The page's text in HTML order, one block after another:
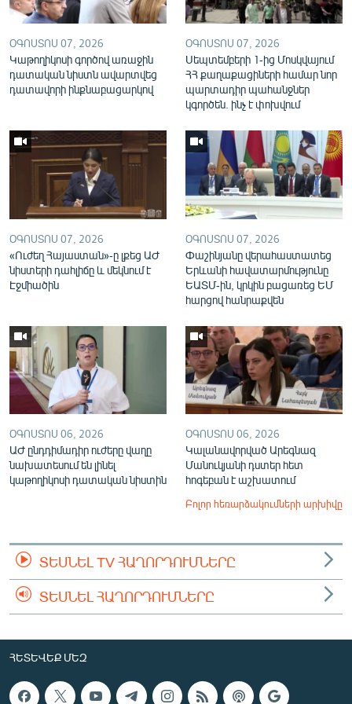
English
Русский
ՀԵՏԵՎԵՔ ՄԵԶ
«Ազատության» բոլոր կայքերը
ՕԳՈՍՏՈՍ 07, 2026
Կաթողիկոսի գործով առաջին
դատական նիստն ավարտվեց
դատավորի ինքնաբացարկով
ՕԳՈՍՏՈՍ 07, 2026
Սեպտեմբերի 1-ից Մոսկվայում
ՀՀ քաղաքացիների համար նոր
պարտադիր պահանջներ
կգործեն. ինչ է փոխվում
ՕԳՈՍՏՈՍ 07, 2026
«Ուժեղ Հայաստան»-ը լքեց ԱԺ
նիստերի դահլիճը և մեկնում է
Էջմիածին
ՕԳՈՍՏՈՍ 07, 2026
Փաշինյանը վերահաստատեց
Երևանի հավատարմությունը
ԵԱՏՄ-ին, կրկին բացառեց ԵՄ
հարցով հանրաքվեն
ՕԳՈՍՏՈՍ 06, 2026
ԱԺ ընդդիմադիր ուժերը վաղը
նախատեսում են լինել
կաթողիկոսի դատական նիստին
ՕԳՈՍՏՈՍ 06, 2026
Կալանավորված Արեգնազ
Մանուկյանի դստեր հետ
հոգեբան է աշխատում
Բոլոր հեռարձակումների արխիվը
ՏԵՍՆԵԼ TV ՀԱՂՈՐԴՈՒՄՆԵՐԸ
ՏԵՍՆԵԼ ՀԱՂՈՐԴՈՒՄՆԵՐԸ
ՀԵՏԵՎԵՔ ՄԵԶ